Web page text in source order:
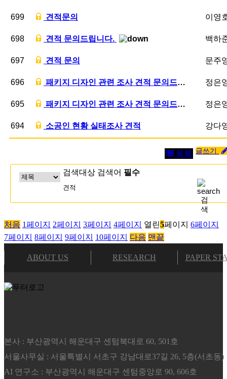
699 견적 문의 이영
698 견적 문의드립니다. 백하
697 견적 문의 문주
696 패키지 디자인 관련 조사 견적 문의드립니다. 정은
695 패키지 디자인 관련 조사 견적 문의드립니다. 정은
694 소공인 현황 실태조사 견적 강다
목록 글쓰기
검색대상 검색어 필수
검
색
처음 1페이지 2페이지 3페이지 4페이지 열린5페이지 6페이지
7페이지 8페이지 9페이지 10페이지 다음 맨끝
ABOUT US RESEARCH PAPER
본사 : 부산광역시 해운대구 센텀북대로 60, 501호
서울사무실 : 서울특별시 서초구 강남대로37길 26, 5층(서초동)
AI 연구소 : 부산광역시 해운대구 센텀중앙로 90, 606호